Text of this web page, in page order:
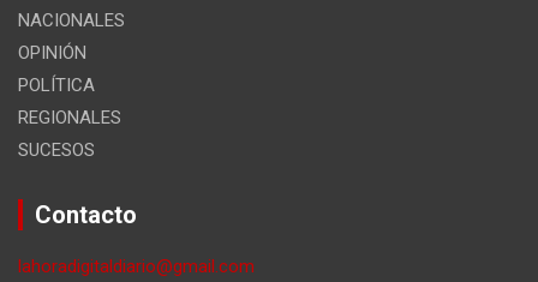
NACIONALES
OPINIÓN
POLÍTICA
REGIONALES
SUCESOS
Contacto
lahoradigitaldiario@gmail.com